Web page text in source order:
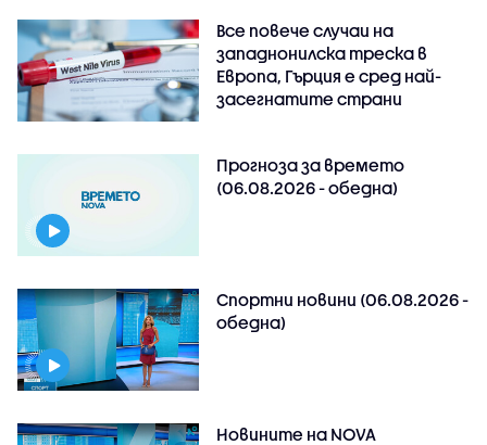
Все повече случаи на
западнонилска треска в
Европа, Гърция е сред най-
засегнатите страни
Прогноза за времето
(06.08.2026 - обедна)
Спортни новини (06.08.2026 -
обедна)
Новините на NOVA